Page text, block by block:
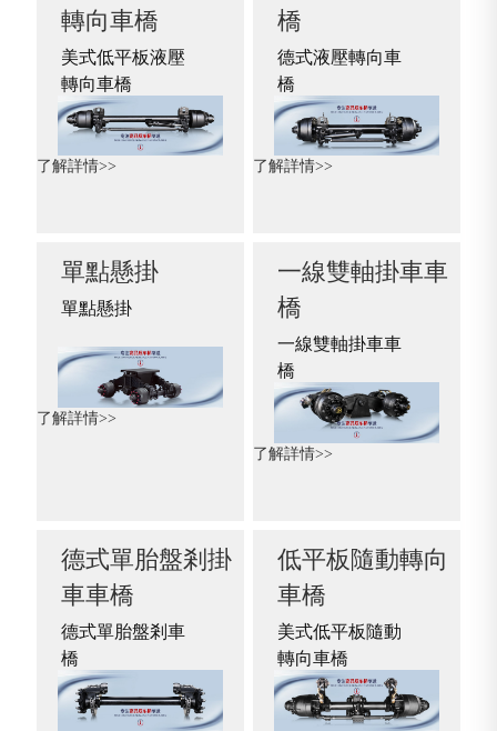
轉向車橋
美式低平板液壓
轉向車橋
了解詳情>>
橋
德式液壓轉向車
橋
了解詳情>>
單點懸掛
單點懸掛
了解詳情>>
一線雙軸掛車車
橋
一線雙軸掛車車
橋
了解詳情>>
德式單胎盤剎掛
車車橋
德式單胎盤剎車
橋
低平板隨動轉向
車橋
美式低平板隨動
轉向車橋